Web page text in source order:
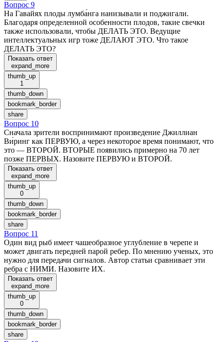
Вопрос 9
На Гавайях плоды лумба́нга нанизывали и поджигали.
Благодаря определенной особенности плодов, такие свечки
также использовали, чтобы ДЕЛАТЬ ЭТО. Ведущие
интеллектуальных игр тоже ДЕЛАЮТ ЭТО. Что такое
ДЕЛАТЬ ЭТО?
Показать ответ
expand_more
thumb_up
1
thumb_down
bookmark_border
share
Вопрос 10
Сначала зрители воспринимают произведение Джиллиан
Ви́ринг как ПЕРВУЮ, а через некоторое время понимают, что
это — ВТОРОЙ. ВТОРЫЕ появились примерно на 70 лет
позже ПЕРВЫХ. Назовите ПЕРВУЮ и ВТОРОЙ.
Показать ответ
expand_more
thumb_up
0
thumb_down
bookmark_border
share
Вопрос 11
Один вид рыб имеет чашеобразное углубление в черепе и
может двигать передней парой ребер. По мнению ученых, это
нужно для передачи сигналов. Автор статьи сравнивает эти
ребра с НИМИ. Назовите ИХ.
Показать ответ
expand_more
thumb_up
0
thumb_down
bookmark_border
share